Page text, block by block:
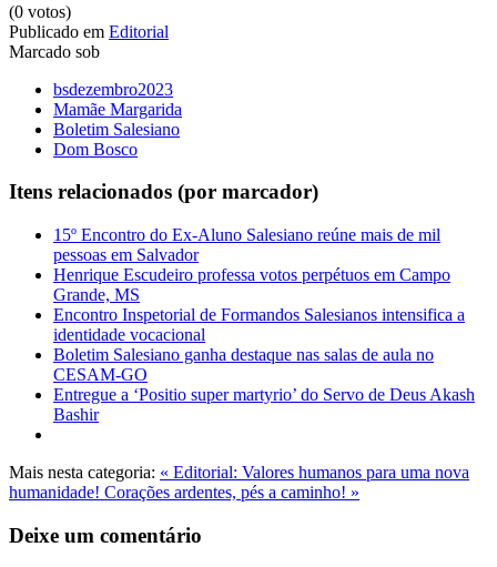
(0 votos)
Publicado em Editorial
Marcado sob
bsdezembro2023
Mamãe Margarida
Boletim Salesiano
Dom Bosco
Itens relacionados (por marcador)
15º Encontro do Ex-Aluno Salesiano reúne mais de mil
pessoas em Salvador
Henrique Escudeiro professa votos perpétuos em Campo
Grande, MS
Encontro Inspetorial de Formandos Salesianos intensifica a
identidade vocacional
Boletim Salesiano ganha destaque nas salas de aula no
CESAM-GO
Entregue a ‘Positio super martyrio’ do Servo de Deus Akash
Bashir
Mais nesta categoria: « Editorial: Valores humanos para uma nova
humanidade! Corações ardentes, pés a caminho! »
Deixe um comentário